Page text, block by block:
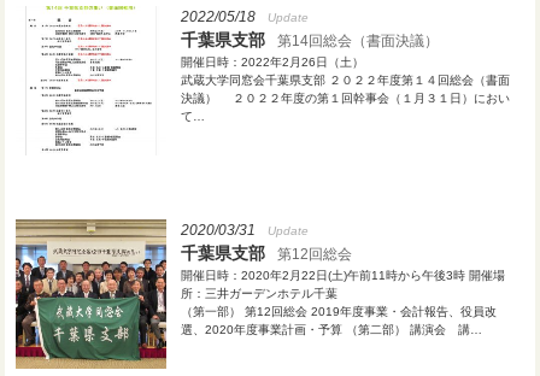
2022/05/18 Update
千葉県支部 第14回総会（書面決議）
開催日時：2022年2月26日（土）
武蔵大学同窓会千葉県支部 ２０２２年度第１４回総会（書面
決議） ２０２２年度の第１回幹事会（１月３１日）におい
て…
2020/03/31 Update
千葉県支部 第12回総会
開催日時：2020年2月22日(土)午前11時から午後3時 開催場
所：三井ガーデンホテル千葉
（第一部） 第12回総会 2019年度事業・会計報告、役員改
選、2020年度事業計画・予算 （第二部） 講演会 講…